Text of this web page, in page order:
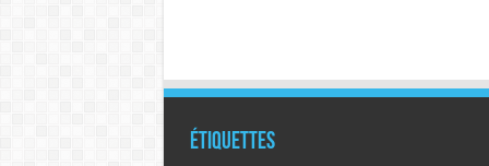
Étiquettes